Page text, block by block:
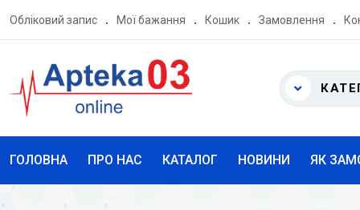
Обліковий запис Мої бажання Кошик Замовлення
ГОЛОВНА ПРО НАС КАТАЛОГ НОВИНИ ЯК